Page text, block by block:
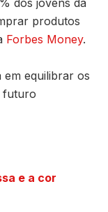
dos jovens da
produtos
Forbes Money.
em equilibrar os
futuro
e a cor